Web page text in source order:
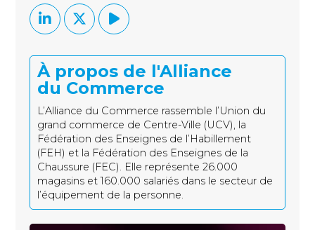
À propos de l'Alliance
du Commerce
L’Alliance du Commerce rassemble l’Union du
grand commerce de Centre-Ville (UCV), la
Fédération des Enseignes de l’Habillement
(FEH) et la Fédération des Enseignes de la
Chaussure (FEC). Elle représente 26.000
magasins et 160.000 salariés dans le secteur de
l’équipement de la personne.